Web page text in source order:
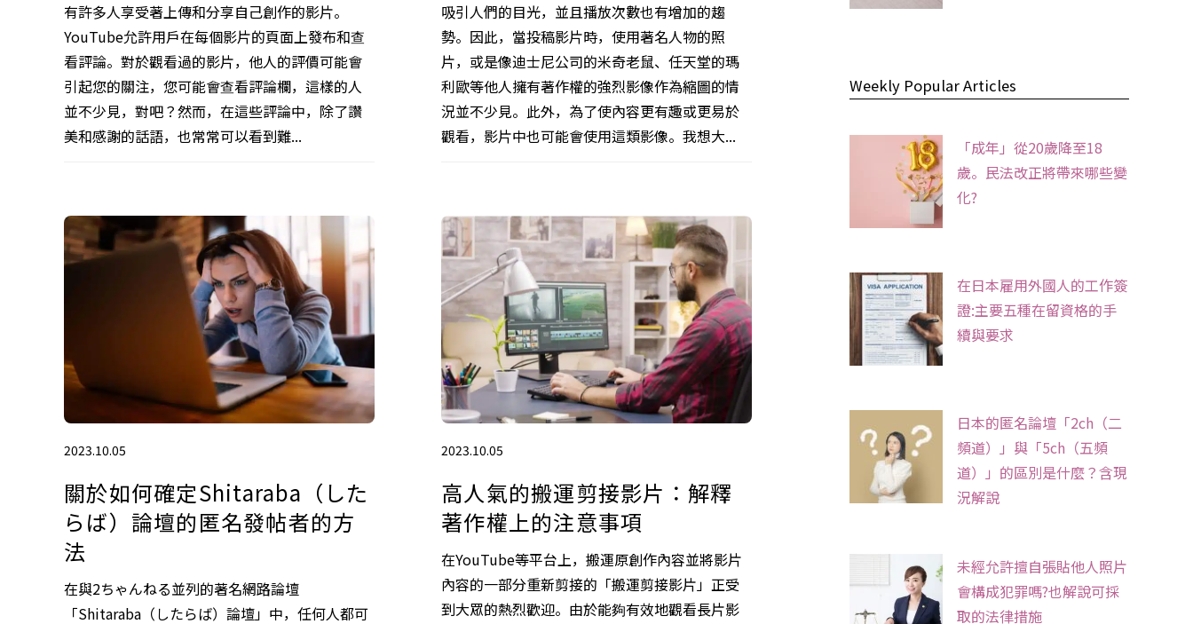
有許多人享受著上傳和分享自己創作的影片。
YouTube允許用戶在每個影片的頁面上發布和查
看評論。對於觀看過的影片，他人的評價可能會
引起您的關注，您可能會查看評論欄，這樣的人
並不少見，對吧？然而，在這些評論中，除了讚
美和感謝的話語，也常常可以看到難...
吸引人們的目光，並且播放次數也有增加的趨
勢。因此，當投稿影片時，使用著名人物的照
片，或是像迪士尼公司的米奇老鼠、任天堂的瑪
利歐等他人擁有著作權的強烈影像作為縮圖的情
況並不少見。此外，為了使內容更有趣或更易於
觀看，影片中也可能會使用這類影像。我想大...
2023.10.05
關於如何確定Shitaraba（した
らば）論壇的匿名發帖者的方
法
在與2ちゃんねる並列的著名網路論壇
「Shitaraba（したらば）論壇」中，任何人都可
2023.10.05
高人氣的搬運剪接影片：解釋
著作權上的注意事項
在YouTube等平台上，搬運原創作內容並將影片
內容的一部分重新剪接的「搬運剪接影片」正受
到大眾的熱烈歡迎。由於能夠有效地觀看長片影
Weekly Popular Articles
「成年」從20歲降至18
歲。民法改正將帶來哪些變
化?
在日本雇用外國人的工作簽
證:主要五種在留資格的手
續與要求
日本的匿名論壇「2ch（二
頻道）」與「5ch（五頻
道）」的區別是什麼？含現
況解說
未經允許擅自張貼他人照片
會構成犯罪嗎?也解說可採
取的法律措施